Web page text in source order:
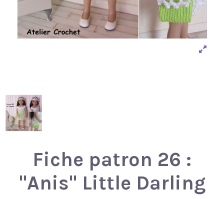
Fiche patron 26 :
"Anis" Little Darling